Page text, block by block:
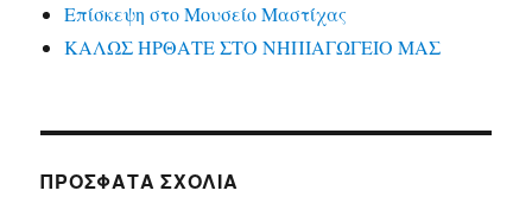
Επίσκεψη στο Μουσείο Μαστίχας
ΚΑΛΩΣ ΗΡΘΑΤΕ ΣΤΟ ΝΗΠΙΑΓΩΓΕΙΟ ΜΑΣ
ΠΡΌΣΦΑΤΑ ΣΧΌΛΙΑ